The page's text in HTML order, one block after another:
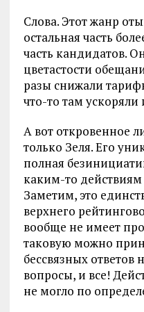
Слова. Этот жанр
остальная часть
часть кандидатов.
цветастости
разы снижали
что-то там ускоряли
А вот откровенное
только Зеля. Его
полная
каким-то
Заметим, это
верхнего
вообще не имеет
таковую можно
бессвязных
вопросы, и все!
не могло по